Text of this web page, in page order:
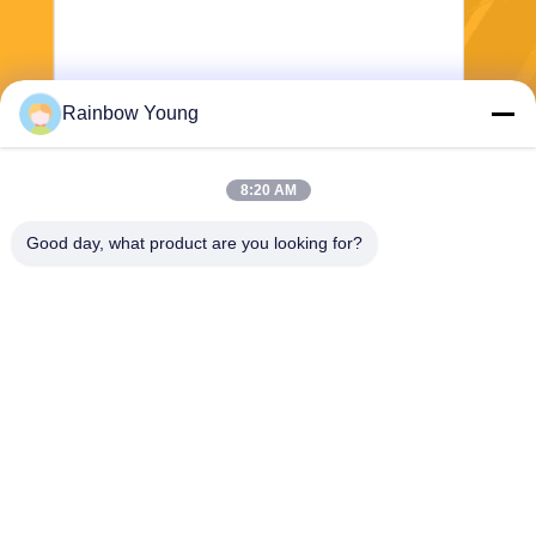
Rainbow Young
8:20 AM
Good day, what product are you looking for?